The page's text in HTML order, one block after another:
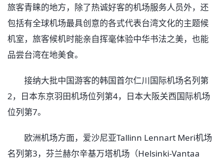
旅客青睐的地方，除了热诚好客的机场服务人员外，还
包括有全球机场最具创意的各式代表台湾文化的主题候
机室，旅客候机时能亲自挥毫体验中华书法之美，也能
品尝台湾在地美食。
接纳大批中国游客的韩国首尔仁川国际机场名列第
2，日本东京羽田机场位列第4，日本大阪关西国际机场
位列第7。
欧洲机场方面，爱沙尼亚Tallinn Lennart Meri机场
名列第3，芬兰赫尔辛基万塔机场（Helsinki-Vantaa